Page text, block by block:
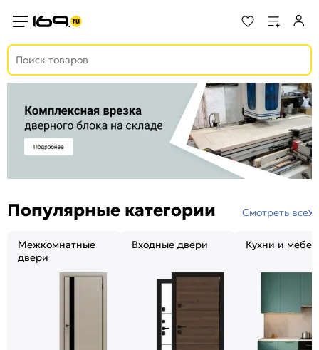
Популярные категории Смотреть все
Межкомнатные
двери
Входные двери Кухни и